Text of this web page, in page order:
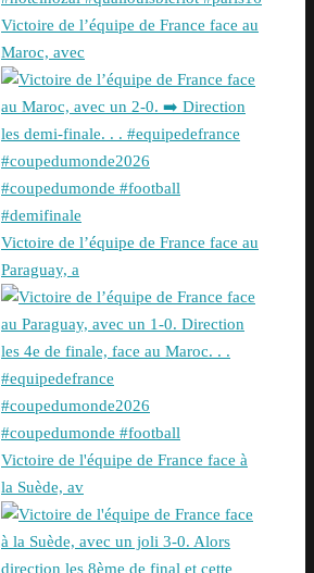
Victoire de l’équipe de France face au
Maroc, avec
Victoire de l’équipe de France face au
Paraguay, a
Victoire de l'équipe de France face à
la Suède, av